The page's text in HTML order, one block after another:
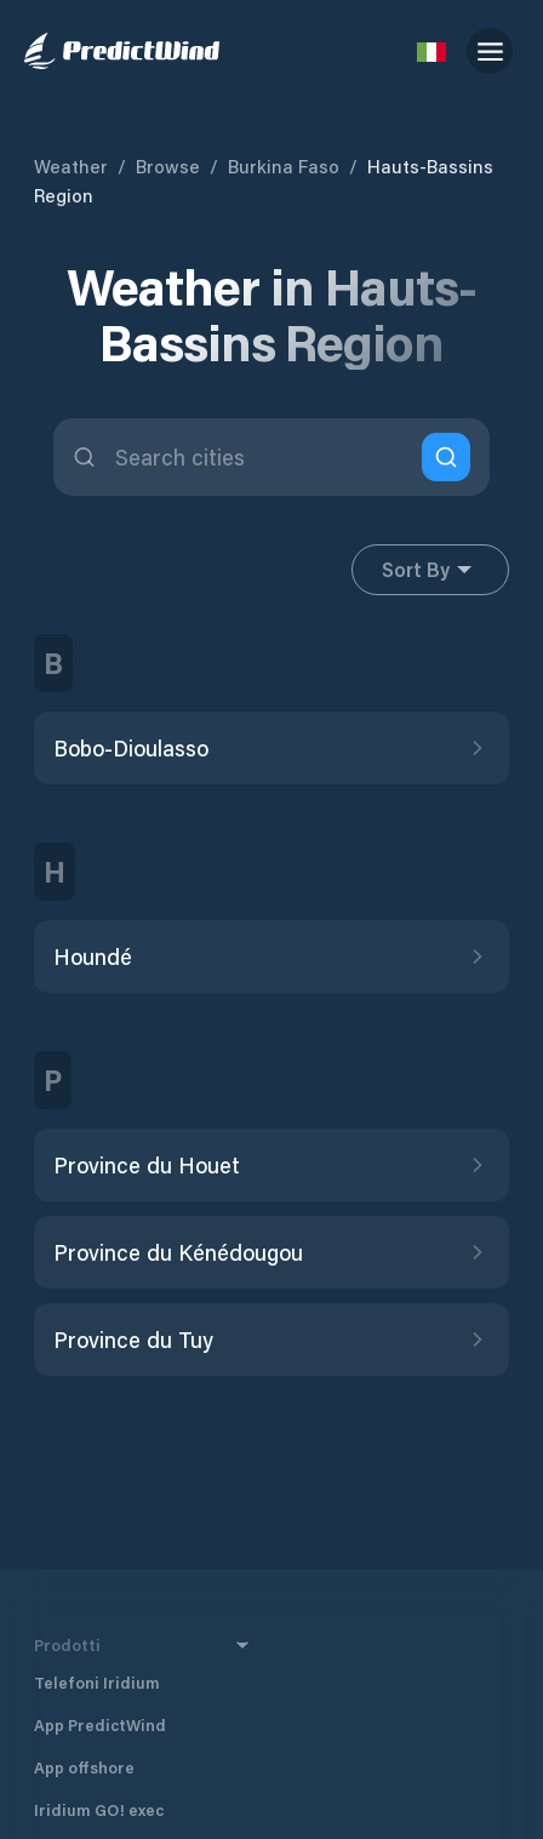
Weather / Browse / Burkina Faso / Hauts-Bassins
Region
Weather in Hauts-
Bassins Region
Sort By
B
Bobo-Dioulasso
H
Houndé
P
Province du Houet
Province du Kénédougou
Province du Tuy
Prodotti
Telefoni Iridium
App PredictWind
App offshore
Iridium GO! exec